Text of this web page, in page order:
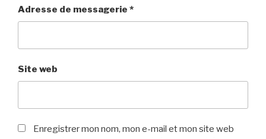
Adresse de messagerie *
Site web
Enregistrer mon nom, mon e-mail et mon site web